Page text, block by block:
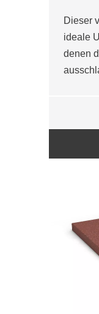
Dieser
ideale
denen